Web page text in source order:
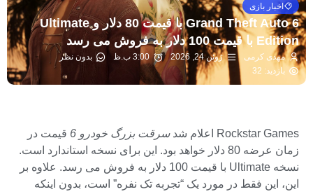
اخبار بازی
Grand Theft Auto 6 با قیمت 80 دلار و Ultimate
Edition با قیمت 100 دلار به فروش می رسد
مهدی کرمی ژوئن 24, 2026 3:00 ب.ظ
بدون نظر
بازدید: 32
Rockstar Games اعلام شد سرقت بزرگ خودرو 6
قیمت در
زمان عرضه 80 دلار خواهد بود. این برای نسخه استاندارد است.
نسخه Ultimate با قیمت 100 دلار به فروش می رسد. علاوه بر
این، این فقط در مورد یک “تجربه تک نفره” است، بدون اینکه